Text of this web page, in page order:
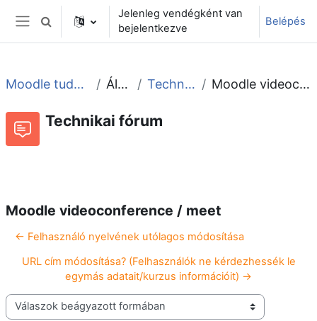
Tovább a fő tartalomhoz
Oldalpanel
Keresési bemeneti adatok váltása
Jelenleg vendégként van
bejelentkezve
Belépés
Moodle tudástár és fórum Általános Technikai fórum Moodle videoconference / meet
Technikai fórum
Moodle videoconference / meet
← Felhasználó nyelvének utólagos módosítása
URL cím módosítása? (Felhasználók ne kérdezhessék le
egymás adatait/kurzus információit) →
Megjelenítési mód